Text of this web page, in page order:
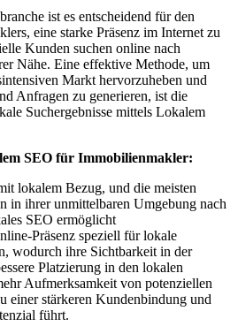
ist es entscheidend für den
eine starke Präsenz im Internet zu
Kunden suchen online nach
Nähe. Eine effektive Methode, um
Markt hervorzuheben und
Anfragen zu generieren, ist die
Suchergebnisse mittels Lokalem
SEO für Immobilienmakler:
lokalem Bezug, und die meisten
in ihrer unmittelbaren Umgebung nach
SEO ermöglicht
Präsenz speziell für lokale
wodurch ihre Sichtbarkeit in der
Platzierung in den lokalen
Aufmerksamkeit von potenziellen
einer stärkeren Kundenbindung und
führt.